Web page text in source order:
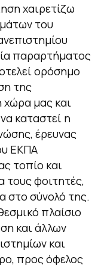
χαιρετίζω
του
παραρτήματος
ορόσημο
της
χώρα μας και
καταστεί η
έρευνας
ΕΚΠΑ
τοπίο και
τους φοιτητές,
στο σύνολό της.
πλαίσιο
και άλλων
και
προς όφελος